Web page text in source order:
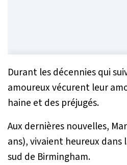
Durant les décennies qui
amoureux vécurent leur
haine et des préjugés.
Aux dernières nouvelles,
ans), vivaient heureux dans
sud de Birmingham.